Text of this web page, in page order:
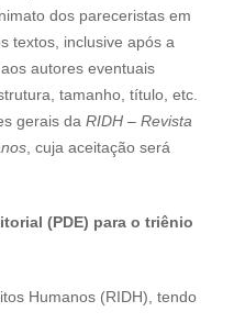
dos pareceristas em
textos, inclusive após a
autores eventuais
tamanho, título, etc.
gerais da RIDH – Revista
, cuja aceitação será
(PDE) para o triênio
Humanos (RIDH), tendo